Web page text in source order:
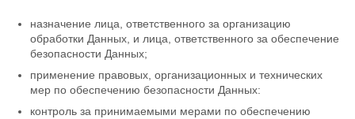
назначение лица, ответственного за организацию
обработки Данных, и лица, ответственного за обеспечение
безопасности Данных;
применение правовых, организационных и технических
мер по обеспечению безопасности Данных:
контроль за принимаемыми мерами по обеспечению